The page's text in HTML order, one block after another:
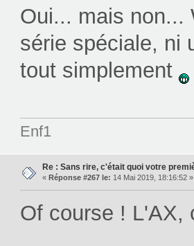
Oui... mais non...
série spéciale, ni
tout simplement
Enf1
Re : Sans rire, c'était quoi votre
« Réponse #267 le: 14 Mai 2019, 18:16:52 »
Of course !